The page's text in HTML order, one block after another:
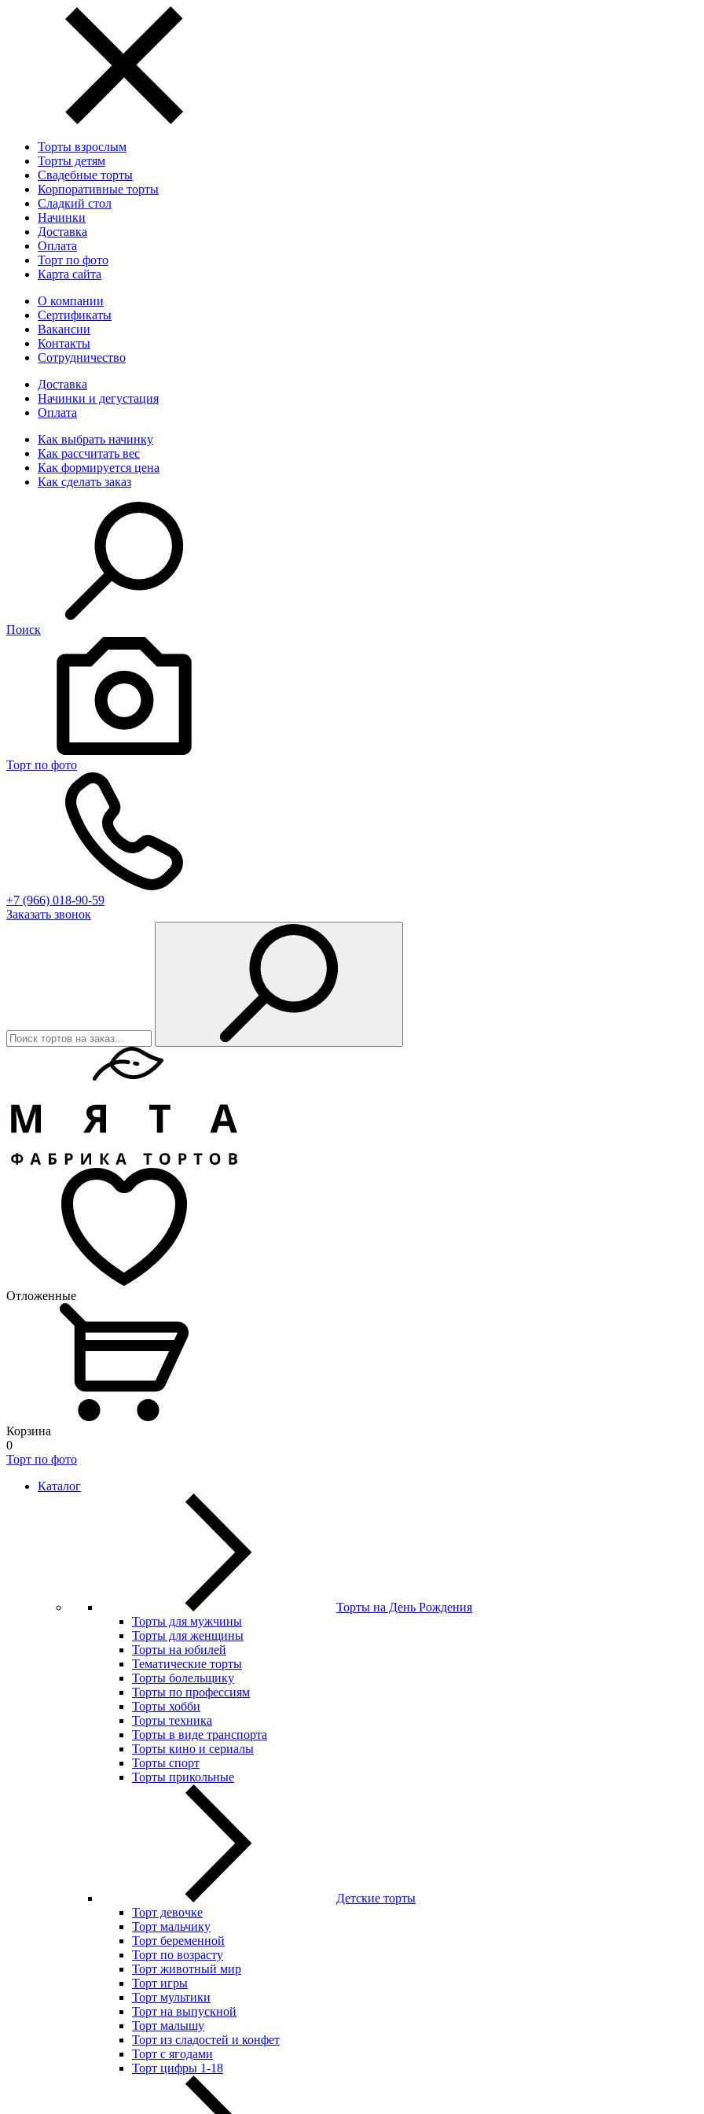
Торты взрослым
Торты детям
Свадебные торты
Корпоративные торты
Сладкий стол
Начинки
Доставка
Оплата
Торт по фото
Карта сайта
О компании
Сертификаты
Вакансии
Контакты
Сотрудничество
Доставка
Начинки и дегустация
Оплата
Как выбрать начинку
Как рассчитать вес
Как формируется цена
Как сделать заказ
Поиск
Торт по фото
+7 (966) 018-90-59
Заказать звонок
Отложенные
Корзина
0
Торт по фото
Каталог
Торты на День Рождения
Торты для мужчины
Торты для женщины
Торты на юбилей
Тематические торты
Торты болельщику
Торты по профессиям
Торты хобби
Торты техника
Торты в виде транспорта
Торты кино и сериалы
Торты спорт
Торты прикольные
Детские торты
Торт девочке
Торт мальчику
Торт беременной
Торт по возрасту
Торт животный мир
Торт игры
Торт мультики
Торт на выпускной
Торт малышу
Торт из сладостей и конфет
Торт с ягодами
Торт цифры 1-18